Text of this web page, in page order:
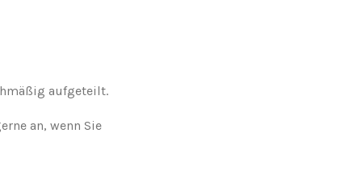
aufgeteilt.
an, wenn Sie